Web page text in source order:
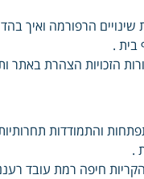
שינויים הרפורמה ואיך
בית .
הזכויות הצהרת באתר
והתמודדות
.
חיפה רמת עובד